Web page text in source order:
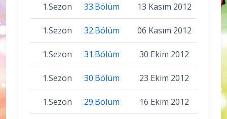
1.Sezon 33.Bölüm 13 Kasım 2012
1.Sezon 32.Bölüm 06 Kasım 2012
1.Sezon 31.Bölüm 30 Ekim 2012
1.Sezon 30.Bölüm 23 Ekim 2012
1.Sezon 29.Bölüm 16 Ekim 2012